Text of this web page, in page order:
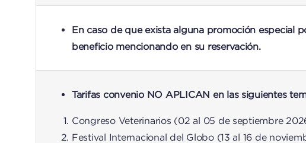
En caso de que exista alguna promoción especial
beneficio mencionando en su reservación.
Tarifas convenio NO APLICAN en las siguientes
Congreso Veterinarios (02 al 05 de septiembre
Festival Internacional del Globo (13 al 16 de